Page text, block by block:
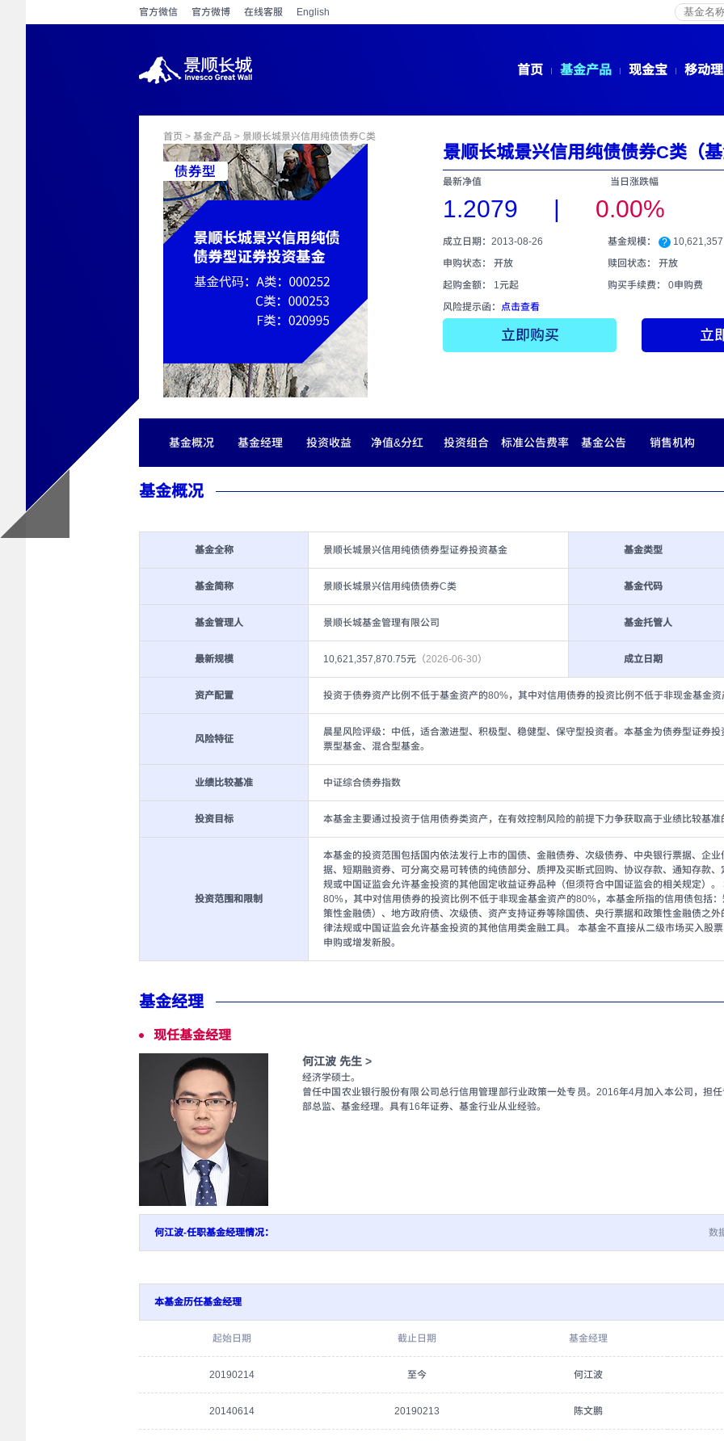
官方微信 官方微博 在线客服 English
首页 基金产品 现金宝 移动
首页 > 基金产品 > 景顺长城景兴信用纯债债券C类
景顺长城景兴信用纯债债券C类（
最新净值 当日涨跌幅
1.2079 | 0.00%
成立日期：2013-08-26 基金规模： ?
申购状态： 开放
赎回状态： 开放
起购金额： 1元起
购买手续费： 0申购费
风险提示函： 点击查看
立即购买 立
基金概况 基金经理 投资收益 净值&分红 投资组合 标准公告费率 基金公告 销售机构
基金概况
基金全称 景顺长城景兴信用纯债债券型证券投资基金 基金类型
基金简称 景顺长城景兴信用纯债债券C类 基金代码
基金管理人 景顺长城基金管理有限公司 基金托管人
最新规模 10,621,357,870.75元 （2026-06-30） 成立日期
资产配置 投资于债券资产比例不低于基金资产的80%，其中对信用债券的投资比例不低于非现金基金
风险特征
晨星风险评级：中低，适合激进型、积极型、稳健型、保守型投资者。本基金为债券型证券
票型基金、混合型基金。
业绩比较基准 中证综合债券指数
投资目标 本基金主要通过投资于信用债券类资产，在有效控制风险的前提下力争获取高于业绩比较基
投资范围和限制
本基金的投资范围包括国内依法发行上市的国债、金融债券、次级债券、中央银行票据、企
据、短期融资券、可分离交易可转债的纯债部分、质押及买断式回购、协议存款、通知存款
规或中国证监会允许基金投资的其他固定收益证券品种（但须符合中国证监会的相关规定）
80%，其中对信用债券的投资比例不低于非现金基金资产的80%，本基金所指的信用债包括
策性金融债）、地方政府债、次级债、资产支持证券等除国债、央行票据和政策性金融债之
律法规或中国证监会允许基金投资的其他信用类金融工具。 本基金不直接从二级市场买入股
申购或增发新股。
基金经理
现任基金经理
何江波 先生 >
经济学硕士。
曾任中国农业银行股份有限公司总行信用管理部行业政策一处专员。2016年4月加入本公司，担
部总监、基金经理。具有16年证券、基金行业从业经验。
何江波-任职基金经理情况： 数
本基金历任基金经理
起始日期 截止日期 基金经理
20190214 至今 何江波
20140614 20190213 陈文鹏